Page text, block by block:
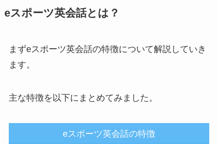
eスポーツ英会話とは？
まずeスポーツ英会話の特徴について解説していき
ます。
主な特徴を以下にまとめてみました。
eスポーツ英会話の特徴